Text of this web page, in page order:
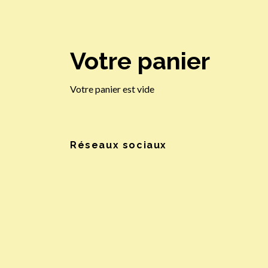
Votre panier
Votre panier est vide
Réseaux sociaux